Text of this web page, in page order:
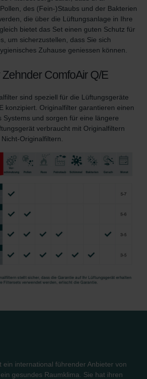
Sitesi Çerezleri
bv: Privacyverklaringen
International: Privacy Policy
AG: Datenschutz
Limited: Privacy Policy
GmbH
des (Fein-)Staubs und der Bakterien
die über die Lüftungsanlage in Ihre
bietet das Set einen guten Schutz für
um sicherzustellen, dass Sie sich
Zuhause geniessen können.
Zehnder ComfoAir Q/E
sind speziell für die Lüftungsgeräte
konzipiert. Originalfilter garantieren einen
Systems und sorgen für eine längere
verbraucht mit Originalfiltern
Originalfiltern.
ein international führender Anbieter von
gesundes Raumklima. Sie hat ihren